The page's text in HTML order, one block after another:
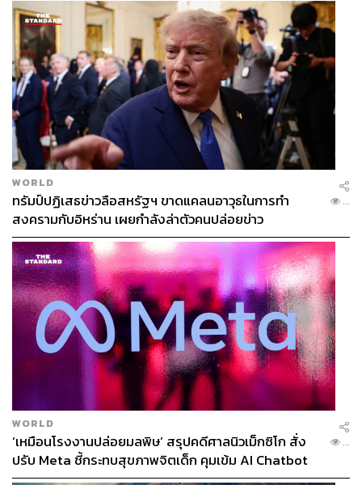
WORLD
ทรัมป์ปฏิเสธข่าวลือสหรัฐฯ ขาดแคลนอาวุธในการทำ
สงครามกับอิหร่าน เผยกำลังล่าตัวคนปล่อยข่าว
...
WORLD
‘เหมือนโรงงานปล่อยมลพิษ’ สรุปคดีศาลนิวเม็กซิโก สั่ง
ปรับ Meta ชี้กระทบสุขภาพจิตเด็ก คุมเข้ม AI Chatbot
...